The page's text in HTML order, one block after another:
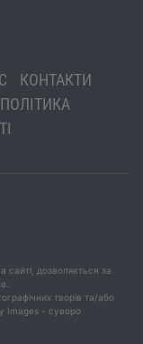
КОНТАКТИ
ПОЛІТИКА
сайті, дозволяється за
творів та/або
Images - суворо